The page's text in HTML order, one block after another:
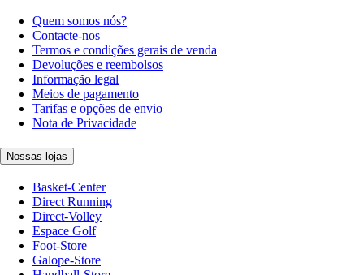
Quem somos nós?
Contacte-nos
Termos e condições gerais de venda
Devoluções e reembolsos
Informação legal
Meios de pagamento
Tarifas e opções de envio
Nota de Privacidade
Nossas lojas
Basket-Center
Direct Running
Direct-Volley
Espace Golf
Foot-Store
Galope-Store